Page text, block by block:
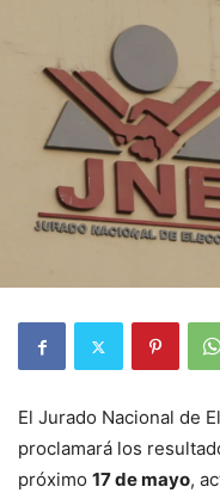
El Jurado Nacional de
proclamará los
próximo 17 de mayo,